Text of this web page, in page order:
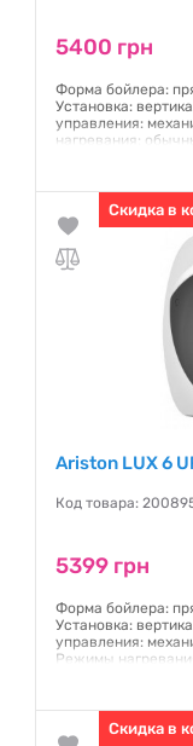
5400 грн
Форма бойлера:
Установка:
управления:
нагревания:
Гарантия:12
Скидка в
Ariston LUX 6
Код товара:
5399 грн
Форма бойлера:
Установка:
управления:
Режимы
Гарантия:12
Скидка в